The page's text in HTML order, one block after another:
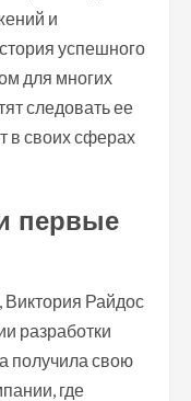
и
успешного
для многих
следовать ее
в своих сферах
первые
Виктория Райдос
разработки
получила свою
где